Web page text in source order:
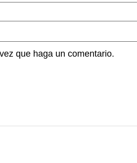
que haga un comentario.